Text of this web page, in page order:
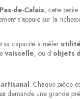
Pas-de-Calais, cette
s’appuie sur la
sa capacité à mêler utilité
vaisselle, ou d’objets
. Chaque pièce
demande une grande